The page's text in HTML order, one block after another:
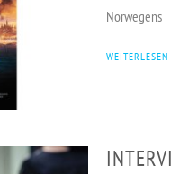
Norwegens
WEITERLESEN